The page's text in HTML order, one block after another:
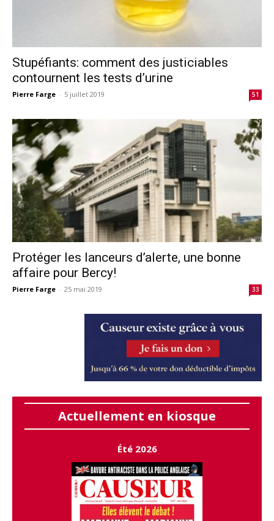
Stupéfiants: comment des justiciables
contournent les tests d’urine
Pierre Farge - 5 juillet 2019 51
Protéger les lanceurs d’alerte, une bonne
affaire pour Bercy!
Pierre Farge - 25 mai 2019 33
Actuellement en kiosque
Été 2026